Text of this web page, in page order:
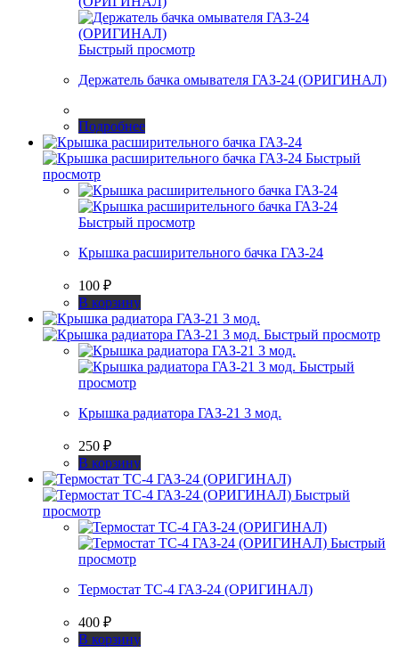
Быстрый просмотр
Держатель бачка омывателя ГАЗ-24 (ОРИГИНАЛ)
Подробнее
Быстрый
просмотр
Быстрый просмотр
Крышка расширительного бачка ГАЗ-24
100 ₽
В корзину
Быстрый просмотр
Быстрый
просмотр
Крышка радиатора ГАЗ-21 3 мод.
250 ₽
В корзину
Быстрый
просмотр
Быстрый
просмотр
Термостат ТС-4 ГАЗ-24 (ОРИГИНАЛ)
400 ₽
В корзину